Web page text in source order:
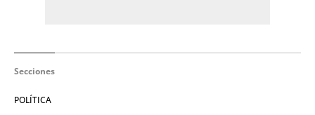
Secciones
POLÍTICA